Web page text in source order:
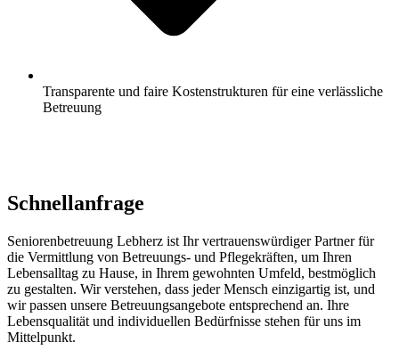
Transparente und faire Kostenstrukturen für eine verlässliche
Betreuung
Schnell­anfrage
Seniorenbetreuung Lebherz ist Ihr vertrauenswürdiger Partner für
die Vermittlung von Betreuungs- und Pflegekräften, um Ihren
Lebensalltag zu Hause, in Ihrem gewohnten Umfeld, bestmöglich
zu gestalten. Wir verstehen, dass jeder Mensch einzigartig ist, und
wir passen unsere Betreuungsangebote entsprechend an. Ihre
Lebensqualität und individuellen Bedürfnisse stehen für uns im
Mittelpunkt.